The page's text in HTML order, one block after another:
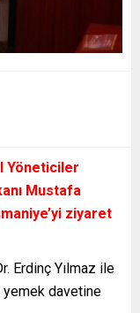
Yöneticiler
Mustafa
ziyaret
Erdinç Yılmaz ile
yemek davetine